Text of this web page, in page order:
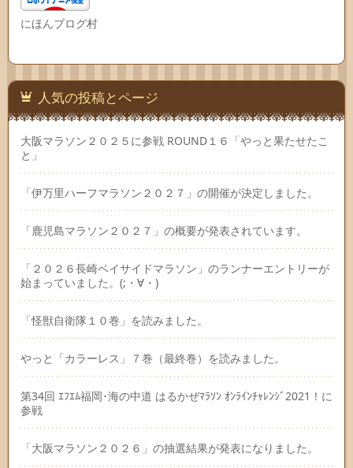
にほんブログ村
人気の投稿とページ
大阪マラソン２０２５に参戦 ROUND１６「やっと果たせたこ
と」
「伊万里ハーフマラソン２０２７」の開催が決定しました。
「鹿児島マラソン２０２７」の概要が発表されています。
「２０２６長崎ベイサイドマラソン」のランナーエントリーが
始まっていました。(;・∀・)
「怪獣自衛隊１０巻」を読みました。
やっと「カラーレス」７巻（最終巻）を読みました。
第34回 ｴﾌｴﾑ福岡･海の中道 はるかぜﾏﾗｿﾝ ｵﾝﾗｲﾝﾁｬﾚﾝｼﾞ2021！に
参戦
「大阪マラソン２０２６」の抽選結果が発表になりました。